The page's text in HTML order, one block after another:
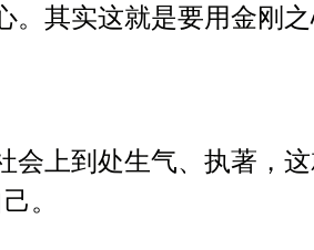
。其实这就是要用金刚
会上到处生气、执著，
。